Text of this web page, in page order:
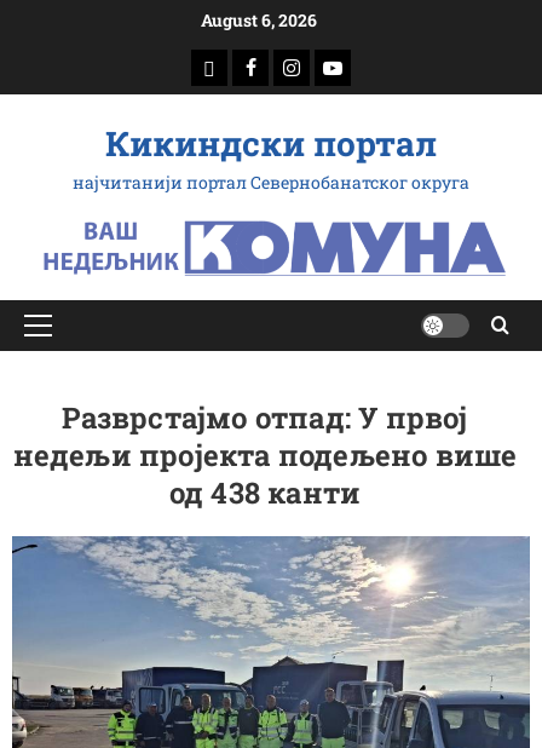
August 6, 2026
доwнлоад
Фацебоок
Инстаграм
Yоутубе
Кикиндски портал
најчитанији портал Севернобанатског округа
Примарy
Разврстајмо отпад: У првој
недељи пројекта подељено више
од 438 канти